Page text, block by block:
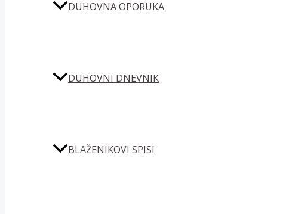
DUHOVNA OPORUKA
DUHOVNI DNEVNIK
BLAŽENIKOVI SPISI